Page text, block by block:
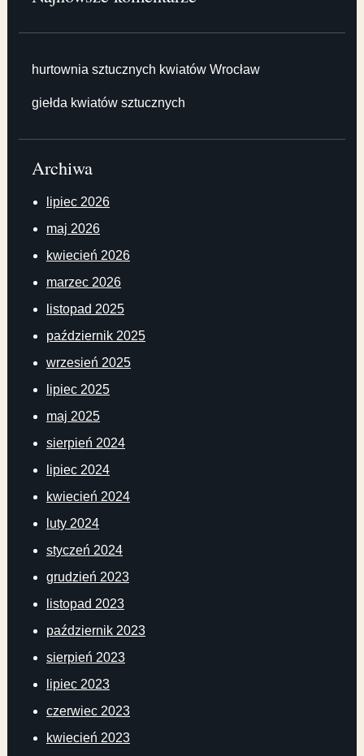
hurtownia sztucznych kwiatów Wrocław
giełda kwiatów sztucznych
Archiwa
lipiec 2026
maj 2026
kwiecień 2026
marzec 2026
listopad 2025
październik 2025
wrzesień 2025
lipiec 2025
maj 2025
sierpień 2024
lipiec 2024
kwiecień 2024
luty 2024
styczeń 2024
grudzień 2023
listopad 2023
październik 2023
sierpień 2023
lipiec 2023
czerwiec 2023
kwiecień 2023